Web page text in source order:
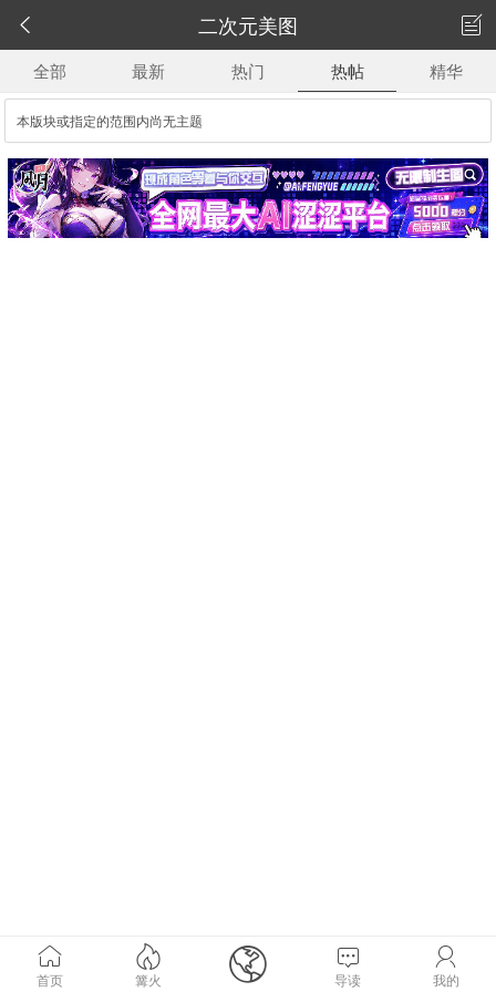
 二次元美图

全部
最新 热门 热帖 精华
本版块或指定的范围内尚无主题

首页

篝火  
导读

我的